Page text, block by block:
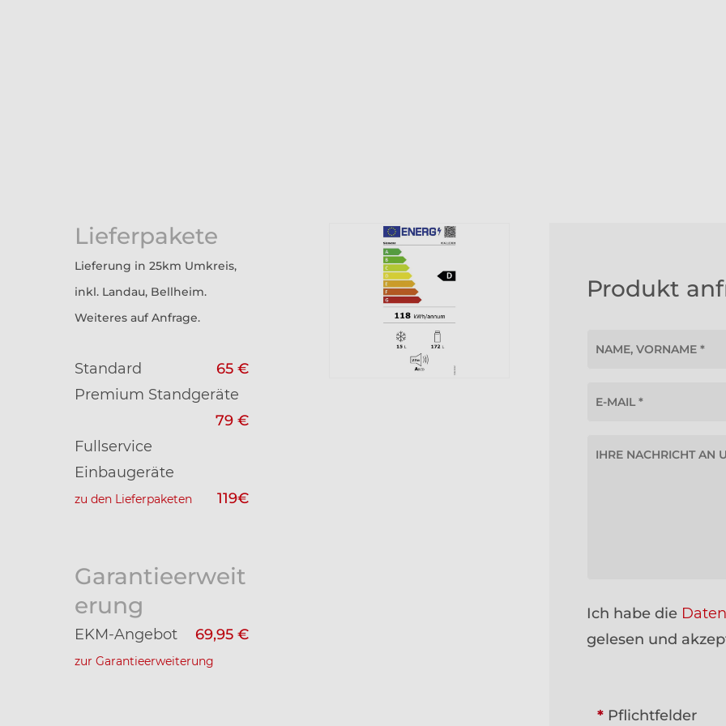
Lieferpakete
Lieferung in 25km Umkreis,
inkl. Landau, Bellheim.
Weiteres auf Anfrage.
Standard
65 €
Premium Standgeräte
79 €
Fullservice
Einbaugeräte
119€
zu den Lieferpaketen
Garantieerweit
erung
EKM-Angebot 69,95 €
zur Garantieerweiterung
Produkt
Ich habe die
gelesen und
* Pflichtfelder